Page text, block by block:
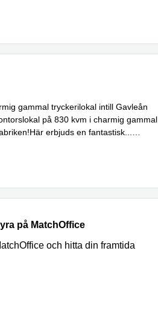
gammal tryckerilokal intill Gavleån
på 830 kvm i charmig gammal
erbjuds en fantastisk
på MatchOffice
och hitta din framtida